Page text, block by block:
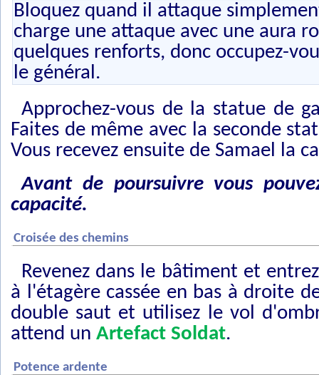
Bloquez quand il attaque
charge une attaque avec une aura
quelques renforts, donc occupez-
le général.
Approchez-vous de la statue de
Faites de même avec la seconde
Vous recevez ensuite de Samael la
Avant de poursuivre vous
capacité.
Croisée des chemins
Revenez dans le bâtiment et
à l'étagère cassée en bas à droite
double saut et utilisez le vol
attend un Artefact Soldat.
Potence ardente